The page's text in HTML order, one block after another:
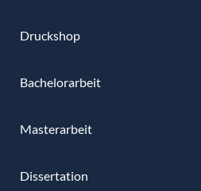
Druckshop
Bachelorarbeit
Masterarbeit
Dissertation